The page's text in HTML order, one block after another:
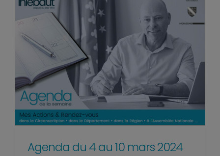
Agenda du 4 au 10 mars 2024